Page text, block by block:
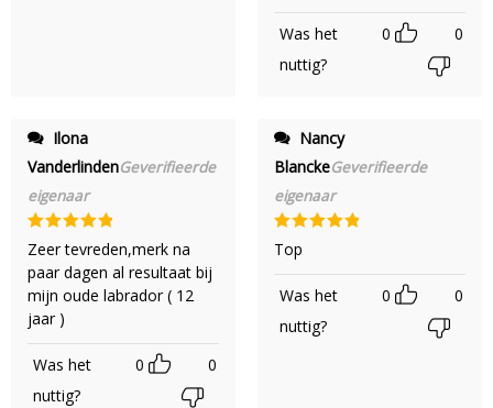
Was het
nuttig?
0 0
VanderlindenGeverifieerde
eigenaar
Gewaardeerd
5uit 5
Zeer tevreden,merk na
paar dagen al resultaat bij
mijn oude labrador ( 12
jaar )
Was het
nuttig?
0 0
BlanckeGeverifieerde
eigenaar
Gewaardeerd
5 uit 5
Top
Was het
nuttig?
0 0